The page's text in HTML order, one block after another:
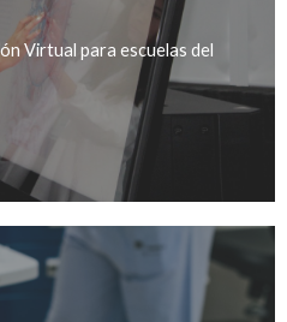
Virtual para escuelas del